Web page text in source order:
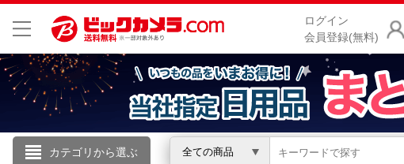
ログイン
会員登録(無料)
カテゴリから選ぶ 全ての商品
こんにちは